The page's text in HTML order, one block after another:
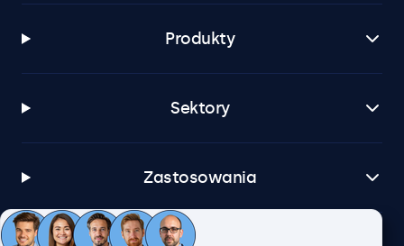
Produkty
Sektory
Zastosowania